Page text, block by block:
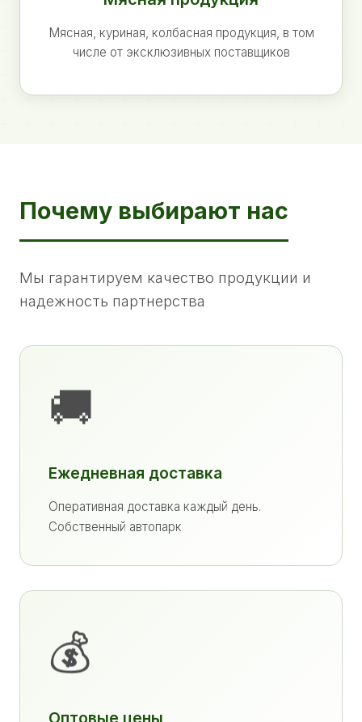
Мясная, куриная, колбасная продукция, в том
числе от эксклюзивных поставщиков
Почему выбирают нас
Мы гарантируем качество продукции и
надежность партнерства
🚚
Ежедневная доставка
Оперативная доставка каждый день.
Собственный автопарк
💰
Оптовые цены